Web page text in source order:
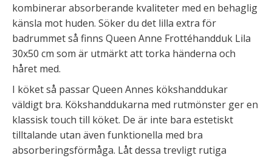
kombinerar absorberande kvaliteter med en behaglig
känsla mot huden. Söker du det lilla extra för
badrummet så finns Queen Anne Frottéhandduk Lila
30x50 cm som är utmärkt att torka händerna och
håret med.
I köket så passar Queen Annes kökshanddukar
väldigt bra. Kökshanddukarna med rutmönster ger en
klassisk touch till köket. De är inte bara estetiskt
tilltalande utan även funktionella med bra
absorberingsförmåga. Låt dessa trevligt rutiga